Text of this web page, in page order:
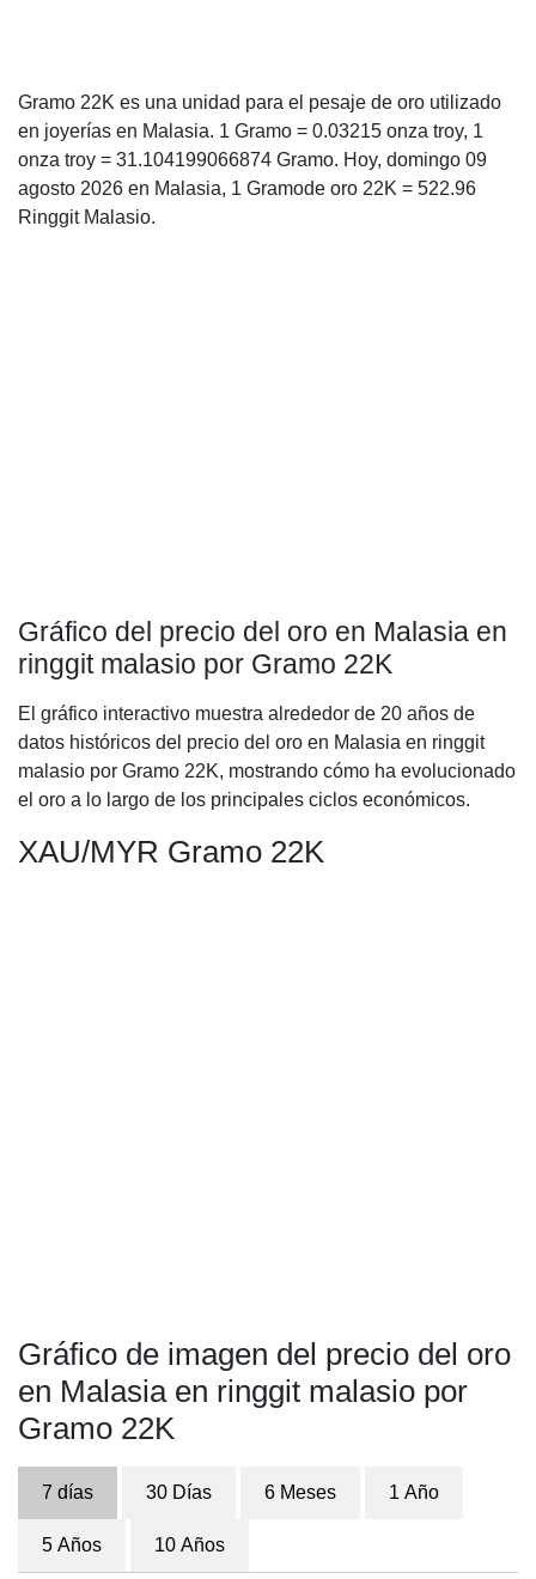
Gramo 22K es una unidad para el pesaje de oro utilizado
en joyerías en Malasia. 1 Gramo = 0.03215 onza troy, 1
onza troy = 31.104199066874 Gramo. Hoy, domingo 09
agosto 2026 en Malasia, 1 Gramode oro 22K = 522.96
Ringgit Malasio.
Gráfico del precio del oro en Malasia en
ringgit malasio por Gramo 22K
El gráfico interactivo muestra alrededor de 20 años de
datos históricos del precio del oro en Malasia en ringgit
malasio por Gramo 22K, mostrando cómo ha evolucionado
el oro a lo largo de los principales ciclos económicos.
XAU/MYR Gramo 22K
Gráfico de imagen del precio del oro
en Malasia en ringgit malasio por
Gramo 22K
7 días 30 Días 6 Meses 1 Año
5 Años 10 Años